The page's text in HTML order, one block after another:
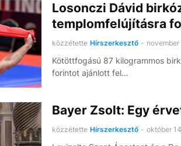
Losonczi Dávid
templomfelújításra
közzétette Hírszerkesztő - november
Kötöttfogású 87 kilogrammos
forintot ajánlott fel…
Bayer Zsolt: Egy
közzétette Hírszerkesztő - október